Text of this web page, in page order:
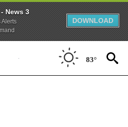
News 3
Alerts
DOWNLOAD
83°